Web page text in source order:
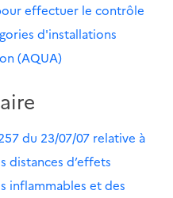
effectuer le contrôle
d'installations
(AQUA)
du 23/07/07 relative à
distances d’effets
inflammables et des